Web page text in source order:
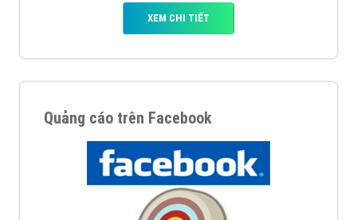
XEM CHI TIẾT
Quảng cáo trên Facebook